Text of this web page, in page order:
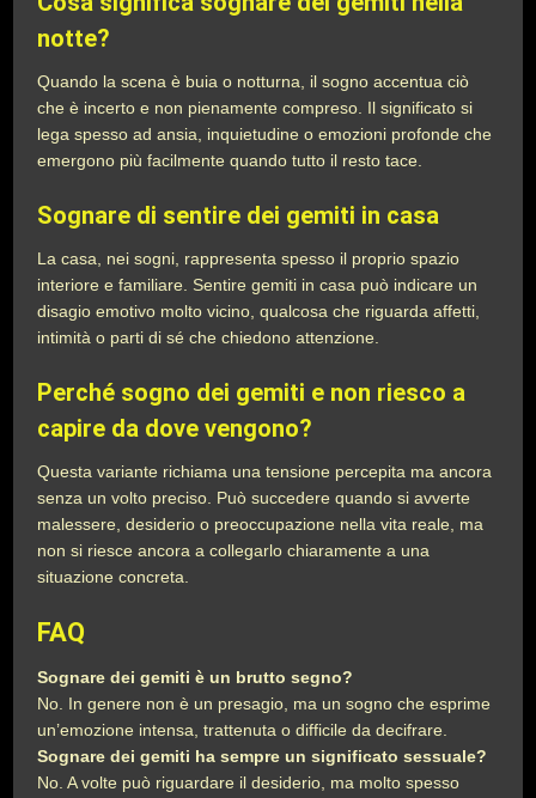
notte?
Quando la scena è buia o notturna, il sogno accentua ciò
che è incerto e non pienamente compreso. Il significato si
lega spesso ad ansia, inquietudine o emozioni profonde che
emergono più facilmente quando tutto il resto tace.
Sognare di sentire dei gemiti in casa
La casa, nei sogni, rappresenta spesso il proprio spazio
interiore e familiare. Sentire gemiti in casa può indicare un
disagio emotivo molto vicino, qualcosa che riguarda affetti,
intimità o parti di sé che chiedono attenzione.
Perché sogno dei gemiti e non riesco a
capire da dove vengono?
Questa variante richiama una tensione percepita ma ancora
senza un volto preciso. Può succedere quando si avverte
malessere, desiderio o preoccupazione nella vita reale, ma
non si riesce ancora a collegarlo chiaramente a una
situazione concreta.
FAQ
Sognare dei gemiti è un brutto segno?
No. In genere non è un presagio, ma un sogno che esprime
un’emozione intensa, trattenuta o difficile da decifrare.
Sognare dei gemiti ha sempre un significato sessuale?
No. A volte può riguardare il desiderio, ma molto spesso